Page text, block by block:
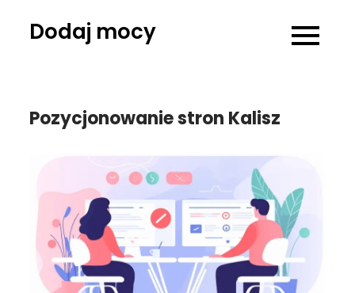
Dodaj mocy
Pozycjonowanie stron Kalisz